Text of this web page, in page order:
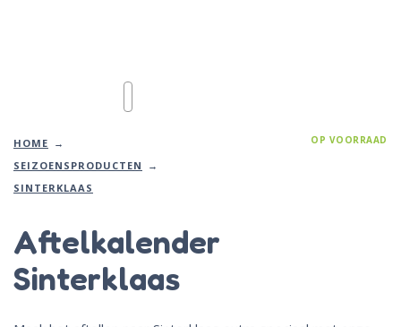
HOME
SEIZOENSPRODUCTEN
SINTERKLAAS
OP VOORRAAD
Aftelkalender
Sinterklaas